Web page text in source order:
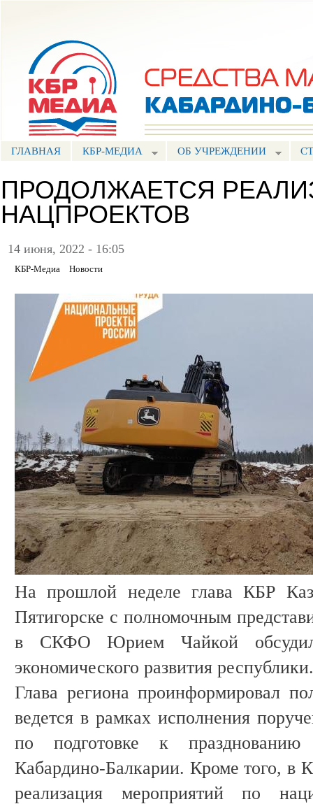
ГЛАВНАЯ КБР-МЕДИА ОБ УЧРЕЖДЕНИИ
ПРОДОЛЖАЕТСЯ
НАЦПРОЕКТОВ
14 июня, 2022 - 16:05
КБР-Медиа Новости
На прошлой неделе глава КБР
Пятигорске с полномочным
в СКФО Юрием Чайкой
экономического развития республики.
Глава региона проинформировал
ведется в рамках исполнения
по подготовке к празднованию
Кабардино-Балкарии. Кроме того, в
реализация мероприятий по